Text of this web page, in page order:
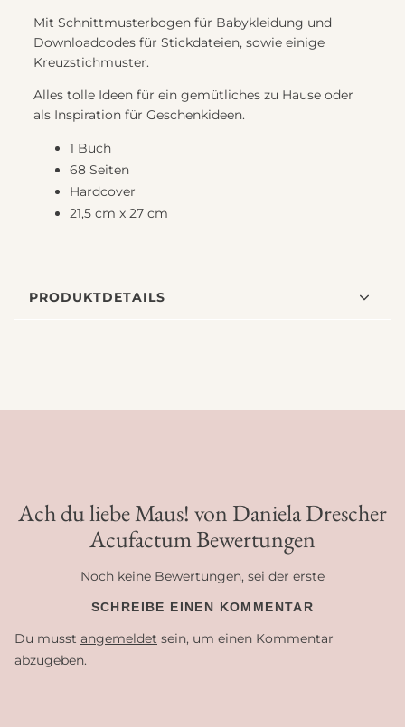
Mit Schnittmusterbogen für Babykleidung und
Downloadcodes für Stickdateien, sowie einige
Kreuzstichmuster.
Alles tolle Ideen für ein gemütliches zu Hause oder
als Inspiration für Geschenkideen.
1 Buch
68 Seiten
Hardcover
21,5 cm x 27 cm
PRODUKTDETAILS
Ach du liebe Maus! von Daniela Drescher
Acufactum Bewertungen
Noch keine Bewertungen, sei der erste
SCHREIBE EINEN KOMMENTAR
Du musst angemeldet sein, um einen Kommentar
abzugeben.